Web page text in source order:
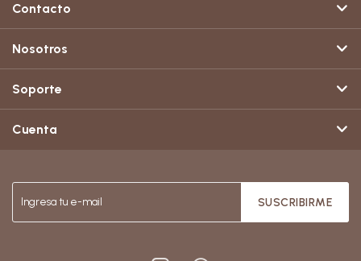
SUSCRIBIRME
Contacto
Nosotros
Soporte
Cuenta